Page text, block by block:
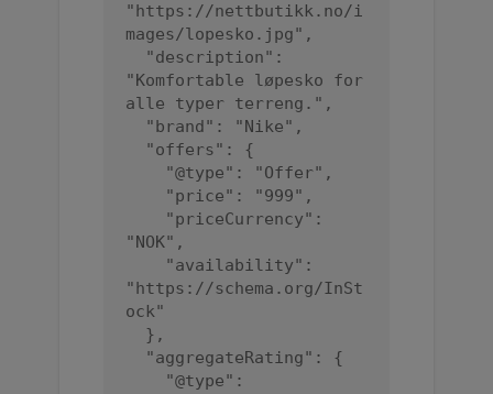
"https://nettbutikk.no/i
mages/lopesko.jpg",
"Komfortable løpesko for
alle typer terreng.",
"NOK",
"https://schema.org/InSt
ock"